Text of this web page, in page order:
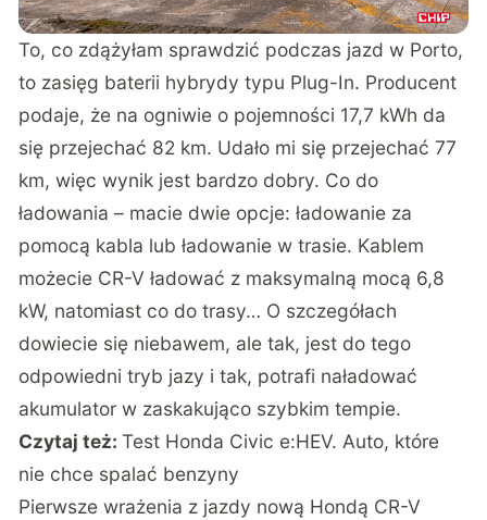
To, co zdążyłam sprawdzić podczas jazd w Porto,
to zasięg baterii hybrydy typu Plug-In. Producent
podaje, że na ogniwie o pojemności 17,7 kWh da
się przejechać 82 km. Udało mi się przejechać 77
km, więc wynik jest bardzo dobry. Co do
ładowania – macie dwie opcje: ładowanie za
pomocą kabla lub ładowanie w trasie. Kablem
możecie CR-V ładować z maksymalną mocą 6,8
kW, natomiast co do trasy… O szczegółach
dowiecie się niebawem, ale tak, jest do tego
odpowiedni tryb jazy i tak, potrafi naładować
akumulator w zaskakująco szybkim tempie.
Czytaj też:Test Honda Civic e:HEV. Auto, które
nie chce spalać benzyny
Pierwsze wrażenia z jazdy nową Hondą CR-V